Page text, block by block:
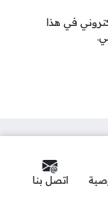
في هذا
اتصل بنا